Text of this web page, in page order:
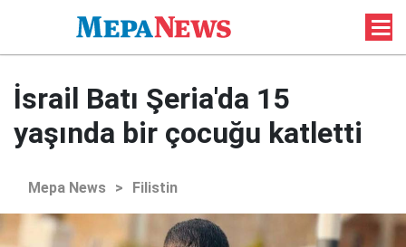
İsrail Batı Şeria'da 15
yaşında bir çocuğu katletti
Mepa News > Filistin